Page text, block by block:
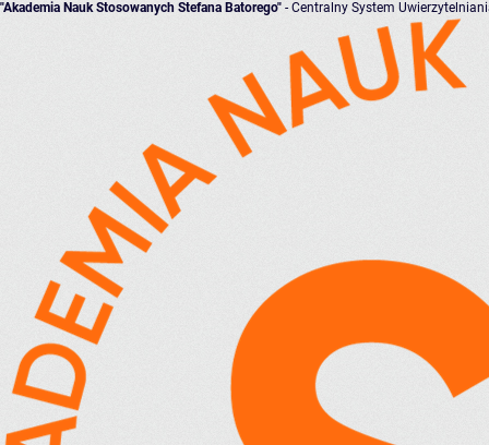
"Akademia Nauk Stosowanych Stefana Batorego" - Centralny System